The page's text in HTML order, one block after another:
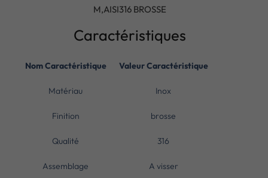
M,AISI316 BROSSE
Caractéristiques
Nom Caractéristique Valeur Caractéristique
Matériau Inox
Finition brosse
Qualité 316
Assemblage A visser